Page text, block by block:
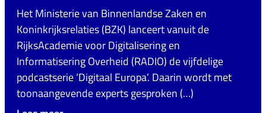
Het Ministerie van Binnenlandse Zaken en
Koninkrijksrelaties (BZK) lanceert vanuit de
RijksAcademie voor Digitalisering en
Informatisering Overheid (RADIO) de vijfdelige
podcastserie ‘Digitaal Europa’. Daarin wordt met
toonaangevende experts gesproken (…)